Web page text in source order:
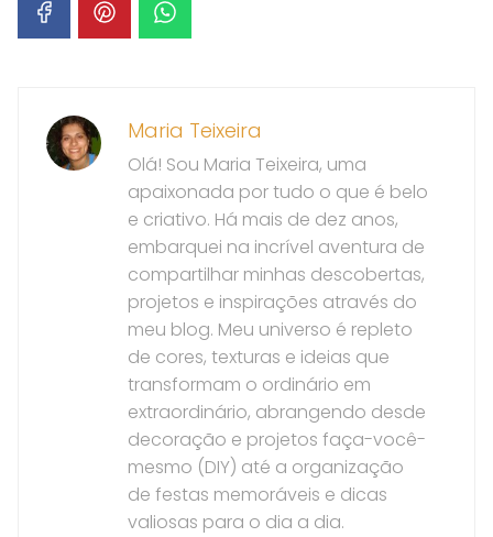
Maria Teixeira
Olá! Sou Maria Teixeira, uma
apaixonada por tudo o que é belo
e criativo. Há mais de dez anos,
embarquei na incrível aventura de
compartilhar minhas descobertas,
projetos e inspirações através do
meu blog. Meu universo é repleto
de cores, texturas e ideias que
transformam o ordinário em
extraordinário, abrangendo desde
decoração e projetos faça-você-
mesmo (DIY) até a organização
de festas memoráveis e dicas
valiosas para o dia a dia.